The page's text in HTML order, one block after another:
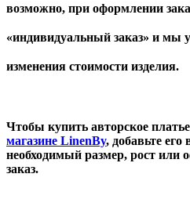
возможно, при оформлении
«индивидуальный заказ» и мы
изменения стоимости изделия.
Чтобы купить авторское
магазине LinenBy, добавьте
необходимый размер, рост или
заказ.